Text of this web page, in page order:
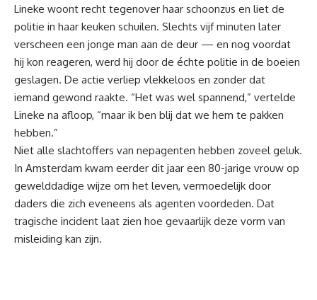
Lineke woont recht tegenover haar schoonzus en liet de
politie in haar keuken schuilen. Slechts vijf minuten later
verscheen een jonge man aan de deur — en nog voordat
hij kon reageren, werd hij door de échte politie in de boeien
geslagen. De actie verliep vlekkeloos en zonder dat
iemand gewond raakte. “Het was wel spannend,” vertelde
Lineke na afloop, “maar ik ben blij dat we hem te pakken
hebben.”
Niet alle slachtoffers van nepagenten hebben zoveel geluk.
In Amsterdam kwam eerder dit jaar een 80-jarige vrouw op
gewelddadige wijze om het leven, vermoedelijk door
daders die zich eveneens als agenten voordeden. Dat
tragische incident laat zien hoe gevaarlijk deze vorm van
misleiding kan zijn.